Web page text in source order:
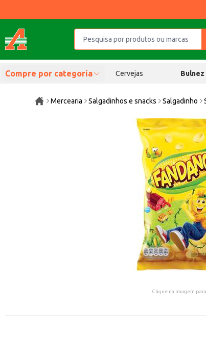
Compre por categoria Cervejas Bulnez
Mercearia Salgadinhos e snacks Salgadinho
Clique na imagem